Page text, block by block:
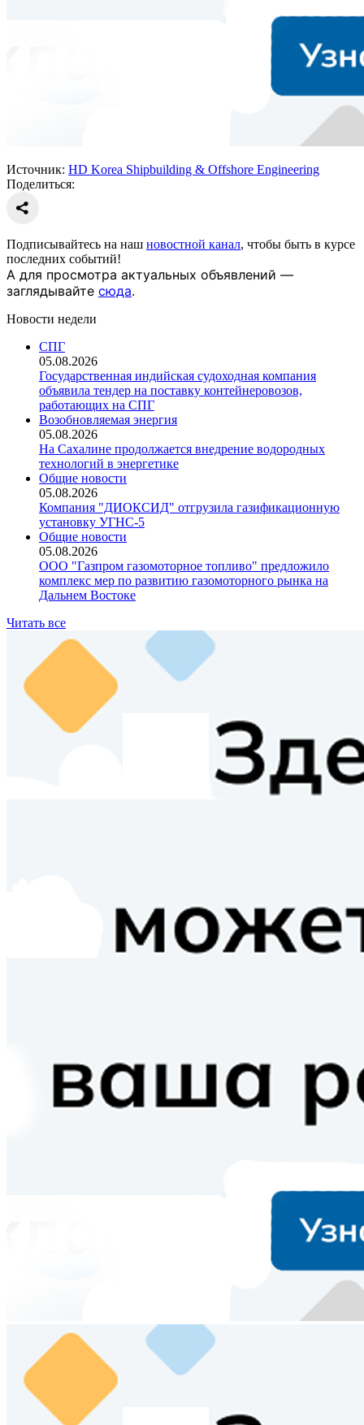
Источник: HD Korea Shipbuilding & Offshore Engineering
Поделиться:
Подписывайтесь на наш новостной канал, чтобы быть в курсе
последних событий!
А для просмотра актуальных объявлений —
заглядывайте сюда.
Новости недели
СПГ
05.08.2026
Государственная индийская судоходная компания
объявила тендер на поставку контейнеровозов,
работающих на СПГ
Возобновляемая энергия
05.08.2026
На Сахалине продолжается внедрение водородных
технологий в энергетике
Общие новости
05.08.2026
Компания "ДИОКСИД" отгрузила газификационную
установку УГНС‑5
Общие новости
05.08.2026
ООО "Газпром газомоторное топливо" предложило
комплекс мер по развитию газомоторного рынка на
Дальнем Востоке
Читать все